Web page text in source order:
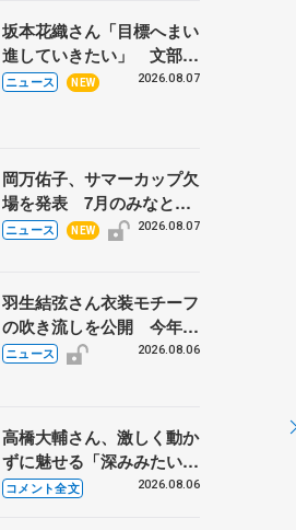
坂本花織さん「目標へまい
進していきたい」 文部科
学省スポーツ表彰式で代表
ニュース NEW 2026.08.07
岡万佑子、サマーカップ欠
場を発表 7月のみなとア
クルス杯は腰痛の影響で
ニュース NEW 2026.08.07
羽生結弦さん衣装モチーフ
の吹き流しを公開 今年は
「春よ、来い」、仙台の瑞
ニュース 2026.08.06
高橋大輔さん、激しく動か
ずに魅せる「深みみたいな
ものは出てきている？」
コメント全文 2026.08.06